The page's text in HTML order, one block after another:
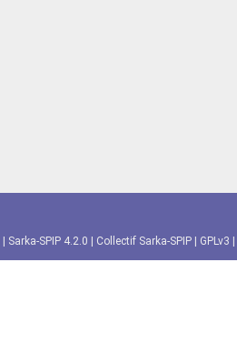
Sarka-SPIP 4.2.0 Collectif Sarka-SPIP GPLv3